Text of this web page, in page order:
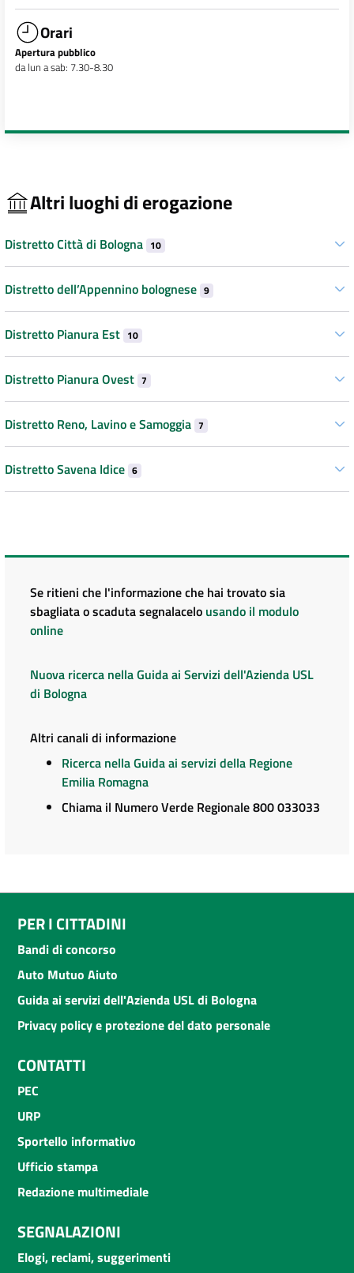
Orari
Apertura pubblico
da lun a sab: 7.30-8.30
Altri luoghi di erogazione
Distretto Città di Bologna 10
Distretto dell’Appennino bolognese 9
Distretto Pianura Est 10
Distretto Pianura Ovest 7
Distretto Reno, Lavino e Samoggia 7
Distretto Savena Idice 6
Se ritieni che l'informazione che hai trovato sia
sbagliata o scaduta segnalacelo usando il modulo
online
Nuova ricerca nella Guida ai Servizi dell'Azienda USL
di Bologna
Altri canali di informazione
Ricerca nella Guida ai servizi della Regione
Emilia Romagna
Chiama il Numero Verde Regionale 800 033033
PER I CITTADINI
Bandi di concorso
Auto Mutuo Aiuto
Guida ai servizi dell'Azienda USL di Bologna
Privacy policy e protezione del dato personale
CONTATTI
PEC
URP
Sportello informativo
Ufficio stampa
Redazione multimediale
SEGNALAZIONI
Elogi, reclami, suggerimenti